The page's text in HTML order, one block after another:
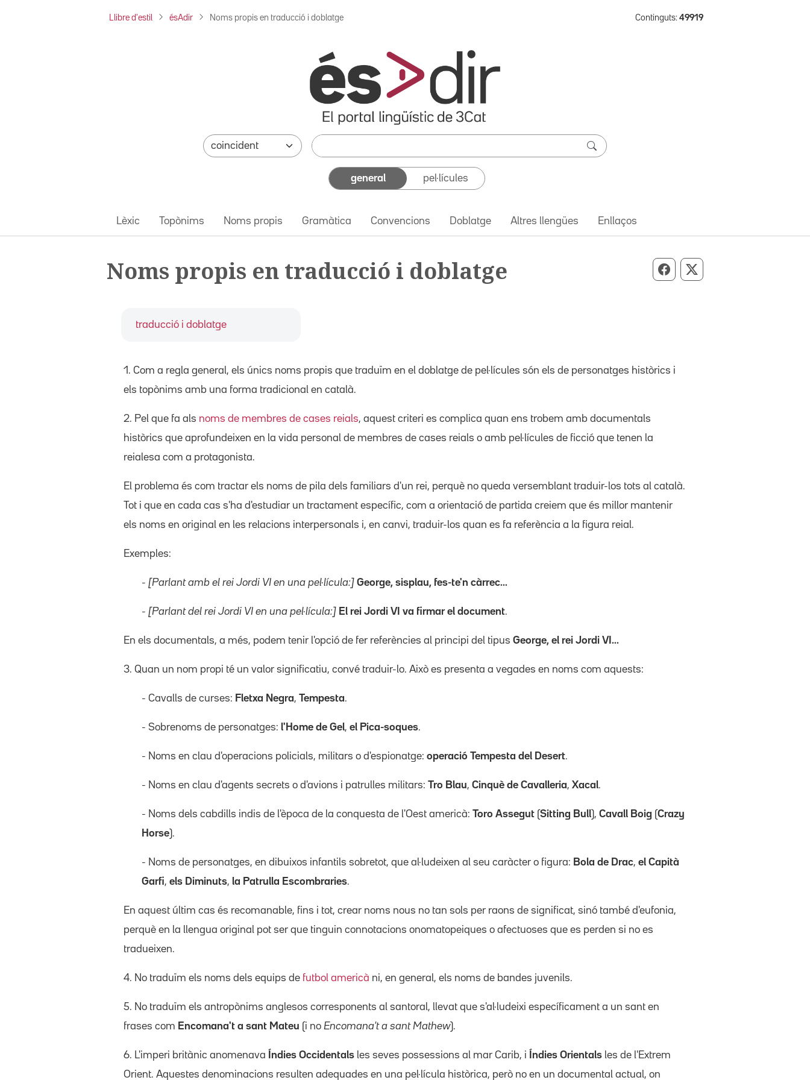
Llibre d'estil ésAdir Noms propis en traducció i doblatge Continguts: 49919
general pel·lícules
Lèxic Topònims Noms propis Gramàtica Convencions Doblatge Altres llengües Enllaços
Noms propis en traducció i doblatge Compartir per Facebook
Compartir per X
traducció i doblatge
1. Com a regla general, els únics noms propis que traduïm en el doblatge de pel·lícules són els de personatges històrics i
els topònims amb una forma tradicional en català.
2. Pel que fa als noms de membres de cases reials, aquest criteri es complica quan ens trobem amb documentals
històrics que aprofundeixen en la vida personal de membres de cases reials o amb pel·lícules de ficció que tenen la
reialesa com a protagonista.
El problema és com tractar els noms de pila dels familiars d'un rei, perquè no queda versemblant traduir-los tots al català.
Tot i que en cada cas s'ha d'estudiar un tractament específic, com a orientació de partida creiem que és millor mantenir
els noms en original en les relacions interpersonals i, en canvi, traduir-los quan es fa referència a la figura reial.
Exemples:
- [Parlant amb el rei Jordi VI en una pel·lícula:] George, sisplau, fes-te'n càrrec...
- [Parlant del rei Jordi VI en una pel·lícula:] El rei Jordi VI va firmar el document.
En els documentals, a més, podem tenir l'opció de fer referències al principi del tipus George, el rei Jordi VI...
3. Quan un nom propi té un valor significatiu, convé traduir-lo. Això es presenta a vegades en noms com aquests:
- Cavalls de curses: Fletxa Negra, Tempesta.
- Sobrenoms de personatges: l'Home de Gel, el Pica-soques.
- Noms en clau d'operacions policials, militars o d'espionatge: operació Tempesta del Desert.
- Noms en clau d'agents secrets o d'avions i patrulles militars: Tro Blau, Cinquè de Cavalleria, Xacal.
- Noms dels cabdills indis de l'època de la conquesta de l'Oest americà: Toro Assegut (Sitting Bull), Cavall Boig (Crazy
Horse).
- Noms de personatges, en dibuixos infantils sobretot, que al·ludeixen al seu caràcter o figura: Bola de Drac, el Capità
Garfi, els Diminuts, la Patrulla Escombraries.
En aquest últim cas és recomanable, fins i tot, crear noms nous no tan sols per raons de significat, sinó també d'eufonia,
perquè en la llengua original pot ser que tinguin connotacions onomatopeiques o afectuoses que es perden si no es
tradueixen.
4. No traduïm els noms dels equips de futbol americà ni, en general, els noms de bandes juvenils.
5. No traduïm els antropònims anglesos corresponents al santoral, llevat que s'al·ludeixi específicament a un sant en
frases com Encomana't a sant Mateu (i no Encomana't a sant Mathew).
6. L'imperi britànic anomenava Índies Occidentals les seves possessions al mar Carib, i Índies Orientals les de l'Extrem
Orient. Aquestes denominacions resulten adequades en una pel·lícula històrica, però no en un documental actual, on